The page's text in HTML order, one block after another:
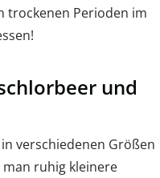
trockenen Perioden im
und
verschiedenen Größen
man ruhig kleinere